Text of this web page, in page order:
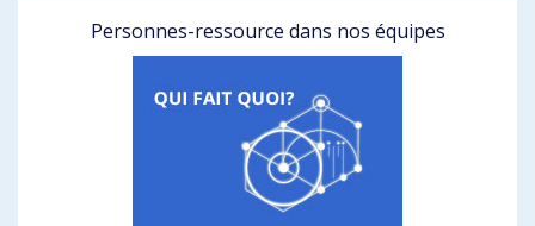
Personnes-ressource dans nos équipes